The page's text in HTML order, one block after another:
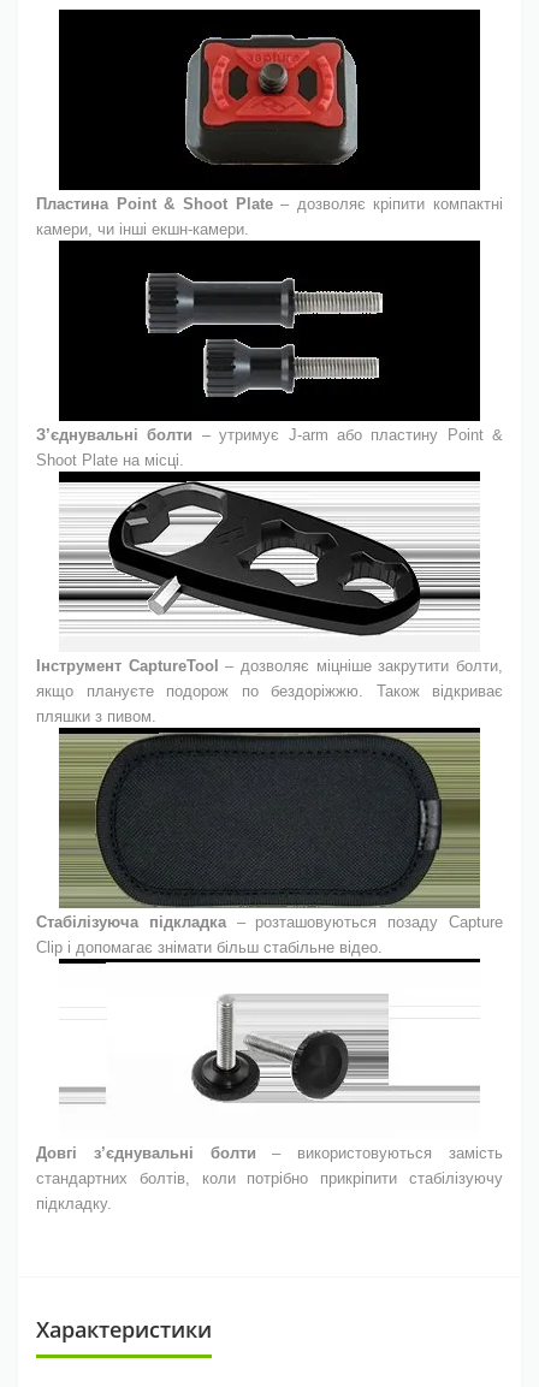
Пластина Point & Shoot Plate– дозволяє кріпити компактні
камери, чи інші екшн-камери.
З’єднувальні болти – утримує J-arm або пластину Point &
Shoot Plate на місці.
Інструмент CaptureTool – дозволяє міцніше закрутити болти,
якщо плануєте подорож по бездоріжжю. Також відкриває
пляшки з пивом.
Стабілізуюча підкладка– розташовуються позаду Capture
Clip і допомагає знімати більш стабільне відео.
Довгі з’єднувальні болти – використовуються замість
стандартних болтів, коли потрібно прикріпити стабілізуючу
підкладку.
Характеристики